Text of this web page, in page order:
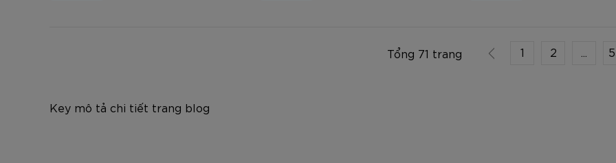
Tổng 71 trang 1 2
Key mô tả chi tiết trang blog